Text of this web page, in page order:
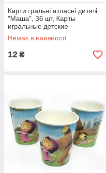
Карти гральні атласні дитячі
"Маша", 36 шт, Карты
игральные детские
"Медведь"
Немає в наявності
12 ₴